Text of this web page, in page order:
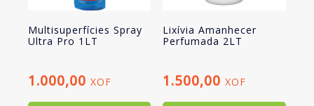
Multisuperfícies Spray
Ultra Pro 1LT
1.000,00 XOF
Lixívia Amanhecer
Perfumada 2LT
1.500,00XOF